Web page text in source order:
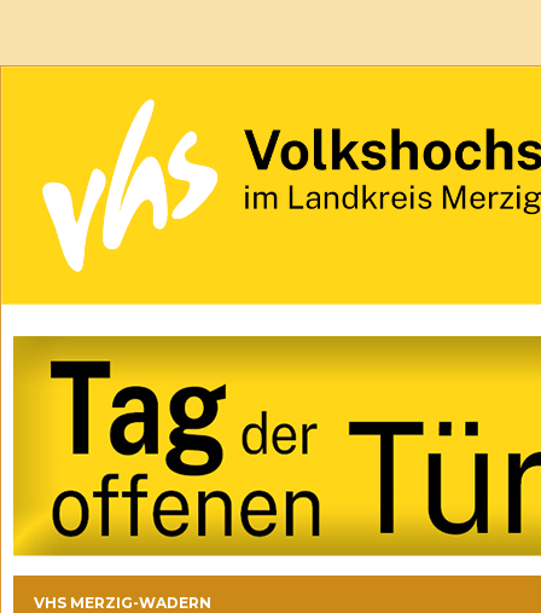
VHS MERZIG-WADERN